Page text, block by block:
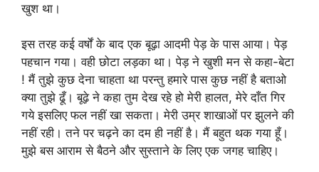
खुश था।
इस तरह कई वर्षों के बाद एक बूढ़ा आदमी पेड़ के पास आया। पेड़
पहचान गया। वही छोटा लड़का था। पेड़ ने खुशी मन से कहा-बेटा
! मैं तुझे कुछ देना चाहता था परन्तु हमारे पास कुछ नहीं है बताओ
क्या तुझे ढूँ। बूढ़े ने कहा तुम देख रहे हो मेरी हालत, मेरे दाँत गिर
गये इसलिए फल नहीं खा सकता। मेरी उम्र शाखाओं पर झुलने की
नहीं रही। तने पर चढ़ने का दम ही नहीं है। मैं बहुत थक गया हूँ।
मुझे बस आराम से बैठने और सुस्ताने के लिए एक जगह चाहिए।